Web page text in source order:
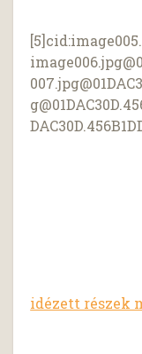
[5]cid:
idézett részek